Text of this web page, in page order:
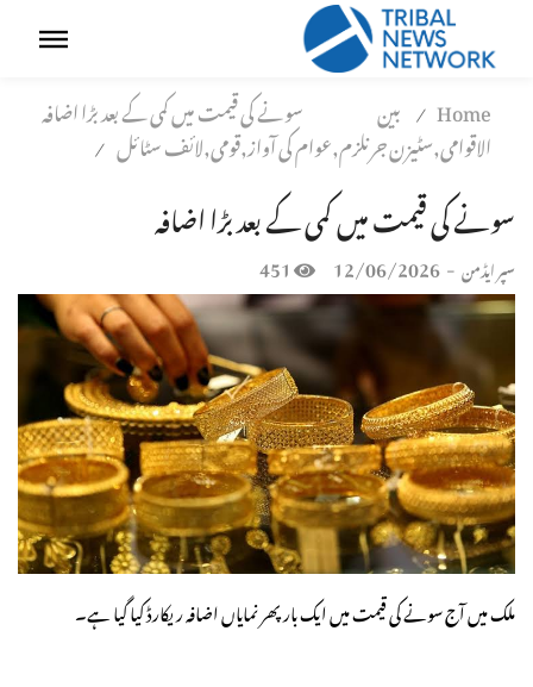
سونے کی قیمت میں کمی کے بعد بڑا اضافہ Home
/ بین
الاقوامی,سٹیزن جرنلزم,عوام کی آواز,قومی,لائف سٹائل /
سونے کی قیمت میں کمی کے بعد بڑا اضافہ
سپر ایڈمن -
12/06/2026
ملک میں آج سونے کی قیمت میں ایک بار پھر نمایاں اضافہ ریکارڈ کیا گیا ہے۔